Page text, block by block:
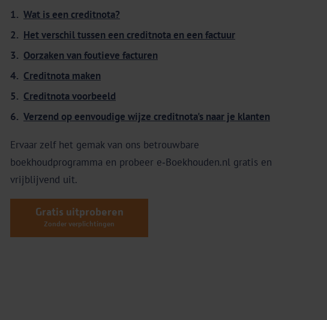
Wat is een creditnota?
Het verschil tussen een creditnota en een factuur
Oorzaken van foutieve facturen
Creditnota maken
Creditnota voorbeeld
Verzend op eenvoudige wijze creditnota's naar je klanten
Ervaar zelf het gemak van ons betrouwbare
boekhoudprogramma en probeer e‑Boekhouden.nl gratis en
vrijblijvend uit.
Gratis uitproberen
Zonder verplichtingen